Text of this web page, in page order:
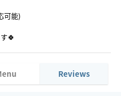
可能)
🍀
Reviews